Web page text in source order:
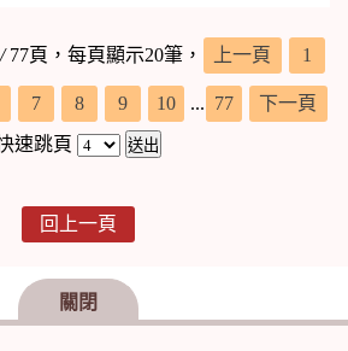
77頁，每頁顯示20筆， 上一頁 1
7 8 9 10 ... 77
下一頁
速跳頁
回上一頁
關閉